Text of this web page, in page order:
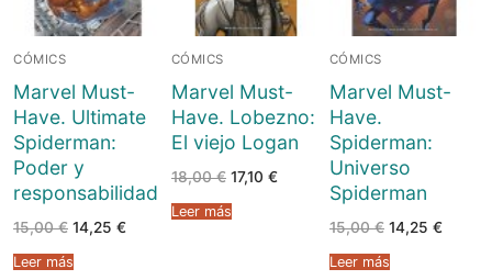
CÓMICS
Marvel Must-
Have. Ultimate
Spiderman:
Poder y
responsabilidad
15,00€ El
precio
original
era:
14,25 €El
Leer más
CÓMICS
Marvel Must-
Have. Lobezno:
El viejo Logan
18,00€ El
precio
original
era:
17,10 €El
Leer más
CÓMICS
Marvel Must-
Have.
Spiderman:
Universo
Spiderman
15,00€ El
precio
original
era:
14,25 €El
Leer más